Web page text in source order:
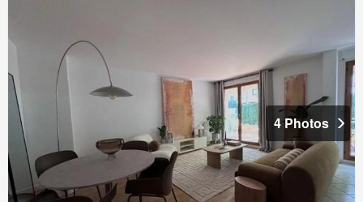
4 Photos